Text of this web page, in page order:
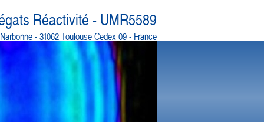
Réactivité - UMR5589
- 31062 Toulouse Cedex 09 - France